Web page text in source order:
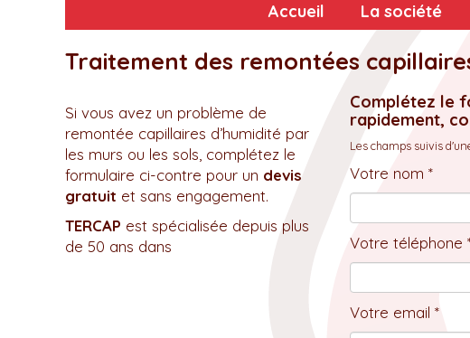
Accueil La société
Traitement des remontées
Si vous avez un problème de
remontée capillaires d’humidité par
les murs ou les sols, complétez le
formulaire ci-contre pour un devis
gratuit et sans engagement.
TERCAP est spécialisée depuis plus
de 50 ans dans
Complétez le
rapidement,
Les champs suivis
Votre nom *
Votre téléphone
Votre email *